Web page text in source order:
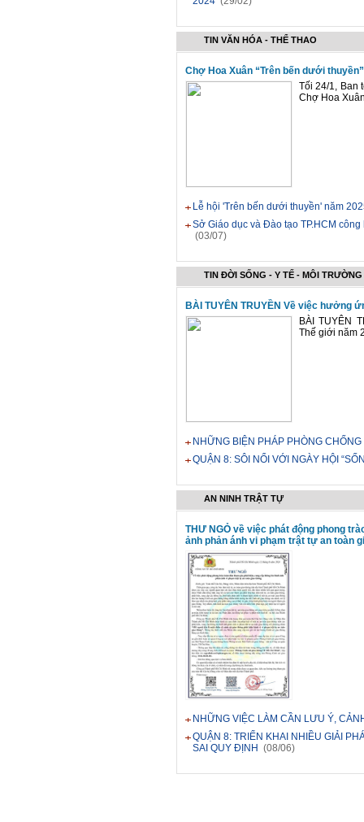
TIN VĂN HÓA - THỂ THAO
Chợ Hoa Xuân “Trên bến dưới
Tối 24/1, Ban
Chợ Hoa
Lễ hội 'Trên bến dưới thuyền' năm
Sở Giáo dục và Đào tạo TP.HCM
(03/07)
TIN ĐỜI SỐNG - Y TẾ - MÔI
BÀI TUYÊN TRUYỀN Về việc hưởng
BÀI TUYÊN
Thế giới năm
NHỮNG BIỆN PHÁP PHÒNG
QUẬN 8: SÔI NỔI VỚI NGÀY HỘI
AN NINH TRẬT TỰ
THƯ NGỎ về việc phát động phong
ảnh phản ánh vi phạm trật tự an toàn
NHỮNG VIỆC LÀM CẦN LƯU Ý,
QUẬN 8: TRIỂN KHAI NHIỀU GIẢI
SAI QUY ĐỊNH (08/06)